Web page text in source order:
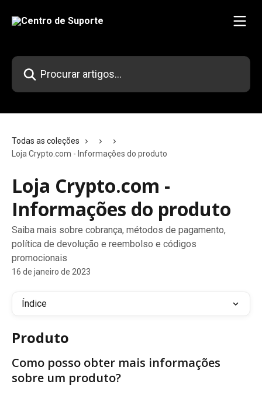
Procurar artigos...
Todas as coleções
Loja Crypto.com - Informações do produto
Loja Crypto.com -
Informações do produto
Saiba mais sobre cobrança, métodos de pagamento,
política de devolução e reembolso e códigos
promocionais
16 de janeiro de 2023
Índice
Produto
Como posso obter mais informações
sobre um produto?